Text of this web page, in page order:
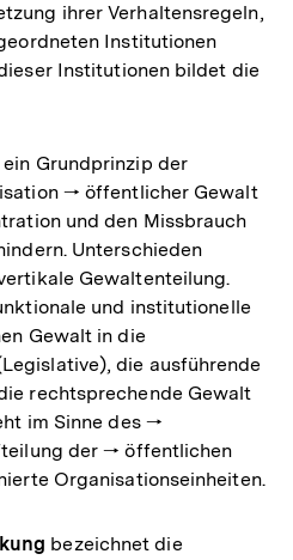
ihrer Verhaltensregeln,
Institutionen
Institutionen bildet die
ein Grundprinzip der
🠒 öffentlicher Gewalt
und den Missbrauch
Unterschieden
Gewaltenteilung.
und institutionelle
Gewalt in die
die ausführende
rechtsprechende Gewalt
im Sinne des 🠒
der 🠒 öffentlichen
Organisationseinheiten.
bezeichnet die